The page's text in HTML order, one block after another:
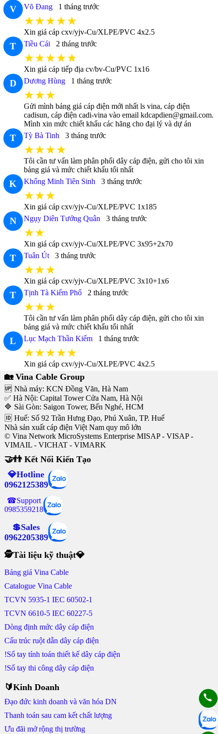
V Võ Đang 1 tháng trước
★★★★★
Xin giá cáp cxv/yjv-Cu/XLPE/PVC 4x2.5
T Tiều Cái 2 tháng trước
★★★★★
Xin giá cáp tiếp địa cv/bv-Cu/PVC 1x16
D Dương Hùng 1 tháng trước
★★★
Gửi mình bảng giá cáp điện mới nhất ls vina, cáp điện
cadisun, cáp điện cadi-vina vào email kdcapdien@gmail.com.
Mình xin mức chiết khấu các hãng cho đại lý và dự án
T Tỳ Bà Tinh 3 tháng trước
★★★★
Tôi cần tư vấn làm phân phối dây cáp điện, gửi cho tôi xin
bảng giá và mức chiết khấu tối nhất
K Khổng Minh Tiên Sinh 3 tháng trước
★★★
Xin giá cáp cxv/yjv-Cu/XLPE/PVC 1x185
N Ngụy Diên Tướng Quân 3 tháng trước
★★
Xin giá cáp cxv/yjv-Cu/XLPE/PVC 3x95+2x70
T Tuân Út 3 tháng trước
★★★
Xin giá cáp cxv/yjv-Cu/XLPE/PVC 3x10+1x6
T Tịnh Tà Kiếm Phổ 2 tháng trước
★★★
Tôi cần tư vấn làm phân phối dây cáp điện, gửi cho tôi xin
bảng giá và mức chiết khấu tối nhất
L Lục Mạch Thần Kiếm 1 tháng trước
★★★★★
Xin giá cáp cxv/yjv-Cu/XLPE/PVC 4x2.5
🏡 Vina Cable Group
🆙 Nhà máy: KCN Đồng Văn, Hà Nam
✅ Hà Nội: Capital Tower Cửa Nam, Hà Nội
🔷 Sài Gòn: Saigon Tower, Bến Nghé, HCM
🆔 Huế: Số 92 Trần Hưng Đạo, Phú Xuân, TP. Huế
Nhà sản xuất cáp điện Việt Nam quy mô lớn
© Vina Network MicroSystems Enterprise MISAP - VISAP -
VIMAIL - VICHAT - VIMARK
🤝👬 Kết Nối Kiến Tạo
💎Hotline
0962125389
☎Support
0985359218
💲Sales
0962205389
🕵Tài liệu kỹ thuật💎
Bảng giá Vina Cable
Catalogue Vina Cable
TCVN 5935-1 IEC 60502-1
TCVN 6610-5 IEC 60227-5
Dòng định mức dây cáp điện
Cấu trúc ruột dẫn dây cáp điện
!Sổ tay tính toán thiết kế dây cáp điện
!Sổ tay thi công dây cáp điện
🔰Kinh Doanh
Đạo đức kinh doanh và văn hóa DN
Thanh toán sau cam kết chất lượng
Ưu đãi mở rộng thị trường